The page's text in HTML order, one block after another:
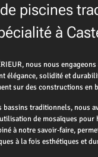
piscines
à
nous nous
élégance, solidité et
sur des constructions en
bassins traditionnels, nous
de mosaïques pour
à notre savoir-faire,
à la fois esthétiques et